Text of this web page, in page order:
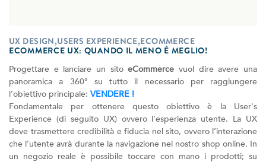
UX DESIGN,USERS EXPERIENCE,ECOMMERCE
ECOMMERCE UX: QUANDO IL MENO È MEGLIO!
Progettare e lanciare un sitoeCommerce vuol dire avere una
panoramica a 360° su tutto il necessario per raggiungere
l’obiettivo principale: VENDERE !
Fondamentale per ottenere questo obiettivo è la User's
Experience (di seguito UX) ovvero l’esperienza utente. La UX
deve trasmettere credibilità e fiducia nel sito, ovvero l’interazione
che l’utente avrà durante la navigazione nel nostro shop online. In
un negozio reale è possibile toccare con mano i prodotti; su